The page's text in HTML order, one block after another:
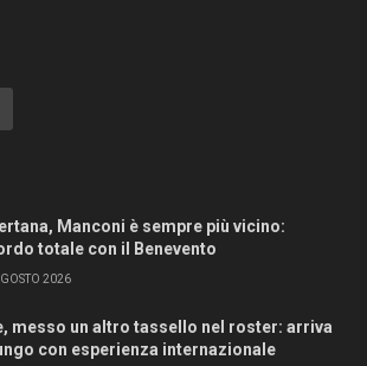
Manconi è sempre più vicino:
totale con il Benevento
2026
messo un altro tassello nel roster: arriva
con esperienza internazionale